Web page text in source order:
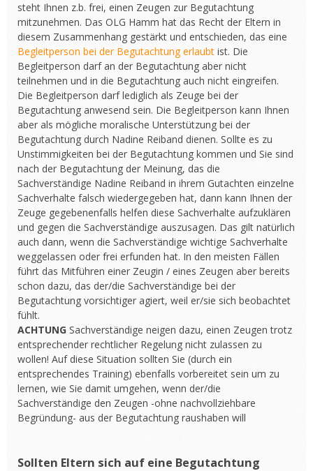
steht Ihnen z.b. frei, einen Zeugen zur Begutachtung
mitzunehmen. Das OLG Hamm hat das Recht der Eltern in
diesem Zusammenhang gestärkt und entschieden, das eine
Begleitperson bei der Begutachtung erlaubt ist. Die
Begleitperson darf an der Begutachtung aber nicht
teilnehmen und in die Begutachtung auch nicht eingreifen.
Die Begleitperson darf lediglich als Zeuge bei der
Begutachtung anwesend sein. Die Begleitperson kann Ihnen
aber als mögliche moralische Unterstützung bei der
Begutachtung durch Nadine Reiband dienen. Sollte es zu
Unstimmigkeiten bei der Begutachtung kommen und Sie sind
nach der Begutachtung der Meinung, das die
Sachverständige Nadine Reiband in ihrem Gutachten einzelne
Sachverhalte falsch wiedergegeben hat, dann kann Ihnen der
Zeuge gegebenenfalls helfen diese Sachverhalte aufzuklären
und gegen die Sachverständige auszusagen. Das gilt natürlich
auch dann, wenn die Sachverständige wichtige Sachverhalte
weggelassen oder frei erfunden hat. In den meisten Fällen
führt das Mitführen einer Zeugin / eines Zeugen aber bereits
schon dazu, das der/die Sachverständige bei der
Begutachtung vorsichtiger agiert, weil er/sie sich beobachtet
fühlt.
ACHTUNG Sachverständige neigen dazu, einen Zeugen trotz
entsprechender rechtlicher Regelung nicht zulassen zu
wollen! Auf diese Situation sollten Sie (durch ein
entsprechendes Training) ebenfalls vorbereitet sein um zu
lernen, wie Sie damit umgehen, wenn der/die
Sachverständige den Zeugen -ohne nachvollziehbare
Begründung- aus der Begutachtung raushaben will
Sollten Eltern sich auf eine Begutachtung